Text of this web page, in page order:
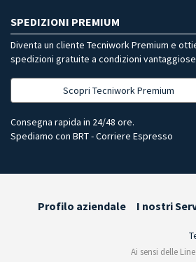
SPEDIZIONI PREMIUM
Diventa un cliente Tecniwork Premium e
spedizioni gratuite a condizioni
Scopri Tecniwork Premium
Consegna rapida in 24/48 ore.
Spediamo con BRT - Corriere Espresso
Profilo aziendale I nostri
Ai sensi delle